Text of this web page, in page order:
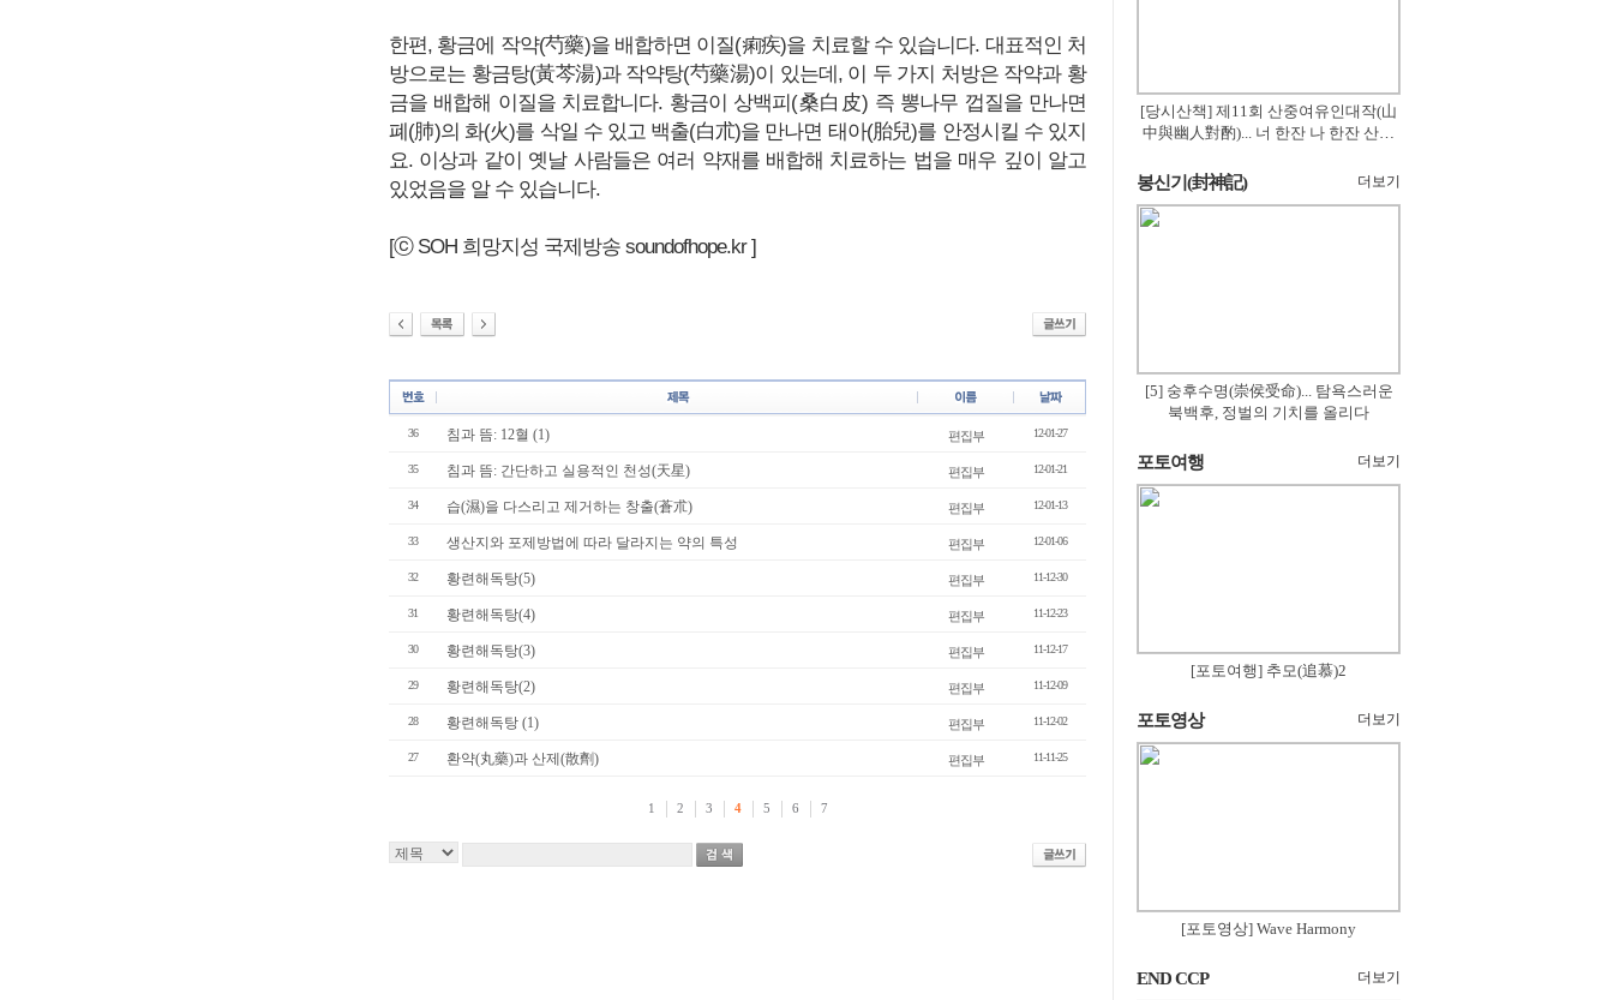
한편, 황금에 작약(芍藥)을 배합하면 이질(痢疾)을 치료할 수 있습니다. 대표적인 처
방으로는 황금탕(黃芩湯)과 작약탕(芍藥湯)이 있는데, 이 두 가지 처방은 작약과 황
금을 배합해 이질을 치료합니다. 황금이 상백피(桑白皮) 즉 뽕나무 껍질을 만나면
폐(肺)의 화(火)를 삭일 수 있고 백출(白朮)을 만나면 태아(胎兒)를 안정시킬 수 있지
요. 이상과 같이 옛날 사람들은 여러 약재를 배합해 치료하는 법을 매우 깊이 알고
있었음을 알 수 있습니다.
[ⓒ SOH 희망지성 국제방송 soundofhope.kr ]
36 침과 뜸: 12혈 (1) 편집부 12-01-27
35 침과 뜸: 간단하고 실용적인 천성(天星) 편집부 12-01-21
34 습(濕)을 다스리고 제거하는 창출(蒼朮) 편집부 12-01-13
33 생산지와 포제방법에 따라 달라지는 약의 특성 편집부 12-01-06
32 황련해독탕(5) 편집부 11-12-30
31 황련해독탕(4) 편집부 11-12-23
30 황련해독탕(3) 편집부 11-12-17
29 황련해독탕(2) 편집부 11-12-09
28 황련해독탕 (1) 편집부 11-12-02
27 환약(丸藥)과 산제(散劑) 편집부 11-11-25
1 2 3 4 5 6 7
[당시산책] 제11회 산중여유인대작(山
中與幽人對酌)... 너 한잔 나 한잔 산의
봉신기(封神記) 더보기
[5] 숭후수명(崇侯受命)... 탐욕스러운
북백후, 정벌의 기치를 올리다
포토여행 더보기
[포토여행] 추모(追慕)2
포토영상 더보기
[포토영상] Wave Harmony
END CCP 더보기